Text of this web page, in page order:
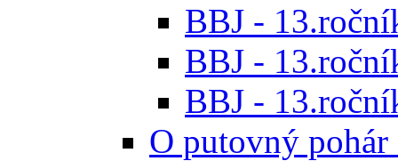
BBJ -
BBJ -
BBJ -
O putovný